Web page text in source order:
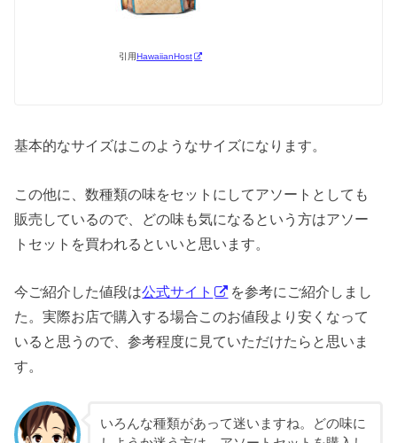
引用HawaiianHost
基本的なサイズはこのようなサイズになります。
この他に、数種類の味をセットにしてアソートとしても
販売しているので、どの味も気になるという方はアソー
トセットを買われるといいと思います。
今ご紹介した値段は公式サイト
を参考にご紹介しまし
た。実際お店で購入する場合このお値段より安くなって
いると思うので、参考程度に見ていただけたらと思いま
す。
いろんな種類があって迷いますね。どの味に